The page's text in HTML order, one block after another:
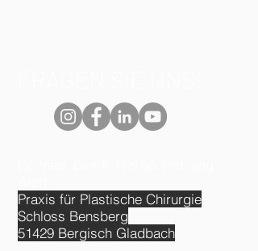
Praxis für Plastische Chirurgie
Schloss Bensberg
51429 Bergisch Gladbach